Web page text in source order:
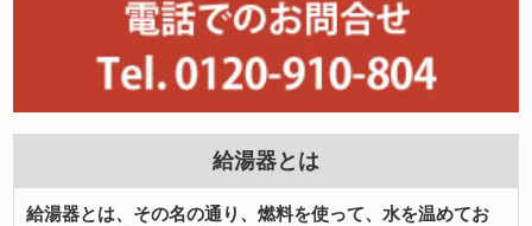
給湯器とは
給湯器とは、その名の通り、燃料を使って、水を温めてお